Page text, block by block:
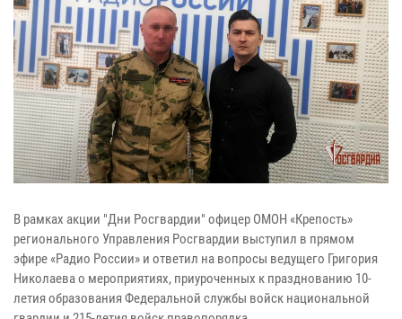
В рамках акции "Дни Росгвардии" офицер ОМОН «Крепость»
регионального Управления Росгвардии выступил в прямом
эфире «Радио России» и ответил на вопросы ведущего Григория
Николаева о мероприятиях, приуроченных к празднованию 10-
летия образования Федеральной службы войск национальной